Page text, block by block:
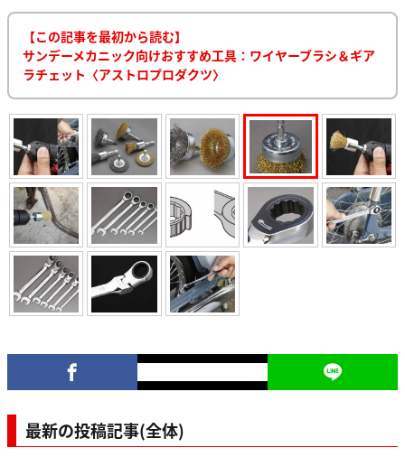
【この記事を最初から読む】
サンデーメカニック向けおすすめ工具：ワイヤーブラシ＆ギア
ラチェット〈アストロプロダクツ〉
最新の投稿記事(全体)